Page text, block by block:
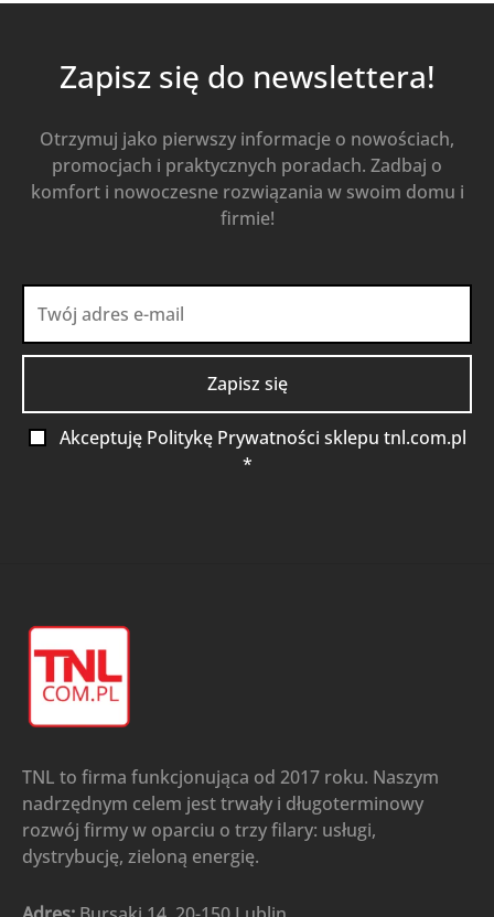
Zapisz się do newslettera!
Otrzymuj jako pierwszy informacje o nowościach,
promocjach i praktycznych poradach. Zadbaj o
komfort i nowoczesne rozwiązania w swoim domu i
firmie!
Akceptuję Politykę Prywatności sklepu tnl.com.pl
*
TNL to firma funkcjonująca od 2017 roku. Naszym
nadrzędnym celem jest trwały i długoterminowy
rozwój firmy w oparciu o trzy filary: usługi,
dystrybucję, zieloną energię.